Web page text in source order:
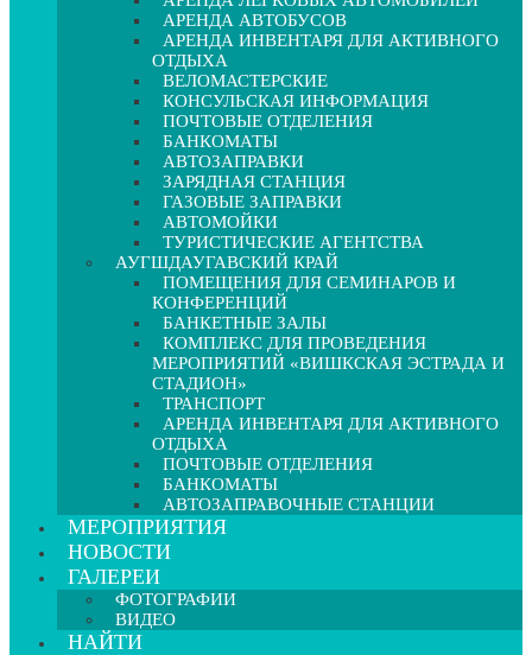
АРЕНДА АВТОБУСОВ
АРЕНДА ИНВЕНТАРЯ ДЛЯ АКТИВНОГО
ОТДЫХА
ВЕЛОМАСТЕРСКИЕ
КОНСУЛЬСКАЯ ИНФОРМАЦИЯ
ПОЧТОВЫЕ ОТДЕЛЕНИЯ
БАНКОМАТЫ
АВТОЗАПРАВКИ
ЗАРЯДНАЯ СТАНЦИЯ
ГАЗОВЫЕ ЗАПРАВКИ
АВТОМОЙКИ
ТУРИСТИЧЕСКИЕ АГЕНТСТВА
АУГШДАУГАВСКИЙ КРАЙ
ПОМЕЩЕНИЯ ДЛЯ СЕМИНАРОВ И
КОНФЕРЕНЦИЙ
БАНКЕТНЫЕ ЗАЛЫ
КОМПЛЕКС ДЛЯ ПРОВЕДЕНИЯ
МЕРОПРИЯТИЙ «ВИШКСКАЯ ЭСТРАДА И
СТАДИОН»
ТРАНСПОРТ
АРЕНДА ИНВЕНТАРЯ ДЛЯ АКТИВНОГО
ОТДЫХА
ПОЧТОВЫЕ ОТДЕЛЕНИЯ
БАНКОМАТЫ
АВТОЗАПРАВОЧНЫЕ СТАНЦИИ
МЕРОПРИЯТИЯ
НОВОСТИ
ГАЛЕРЕИ
ФОТОГРАФИИ
ВИДЕО
НАЙТИ